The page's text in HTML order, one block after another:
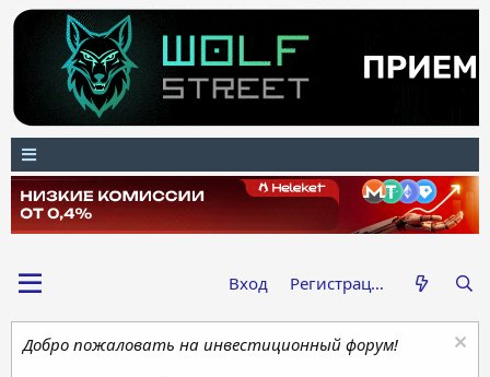
Вход Регистрация
Добро пожаловать на инвестиционный форум!